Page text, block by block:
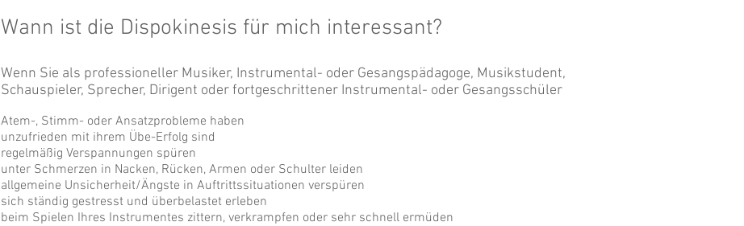
Wann ist die Dispokinesis für mich interessant?
Wenn Sie als professioneller Musiker, Instrumental- oder Gesangspädagoge, Musikstudent,
Schauspieler, Sprecher, Dirigent oder fortgeschrittener Instrumental- oder Gesangsschüler
Atem-, Stimm- oder Ansatzprobleme haben
unzufrieden mit ihrem Übe-Erfolg sind
regelmäßig Verspannungen spüren
unter Schmerzen in Nacken, Rücken, Armen oder Schulter leiden
allgemeine Unsicherheit/Ängste in Auftrittssituationen verspüren
sich ständig gestresst und überbelastet erleben
beim Spielen Ihres Instrumentes zittern, verkrampfen oder sehr schnell ermüden